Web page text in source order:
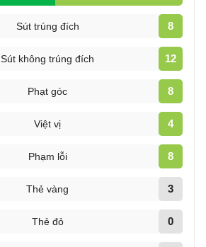
Sút trúng đích 8
Sút không trúng đích 12
Phạt góc 8
Việt vị 4
Phạm lỗi 8
Thẻ vàng 3
Thẻ đỏ 0